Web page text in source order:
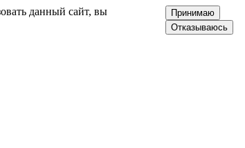
данный сайт, вы
Принимаю
Отказываюсь